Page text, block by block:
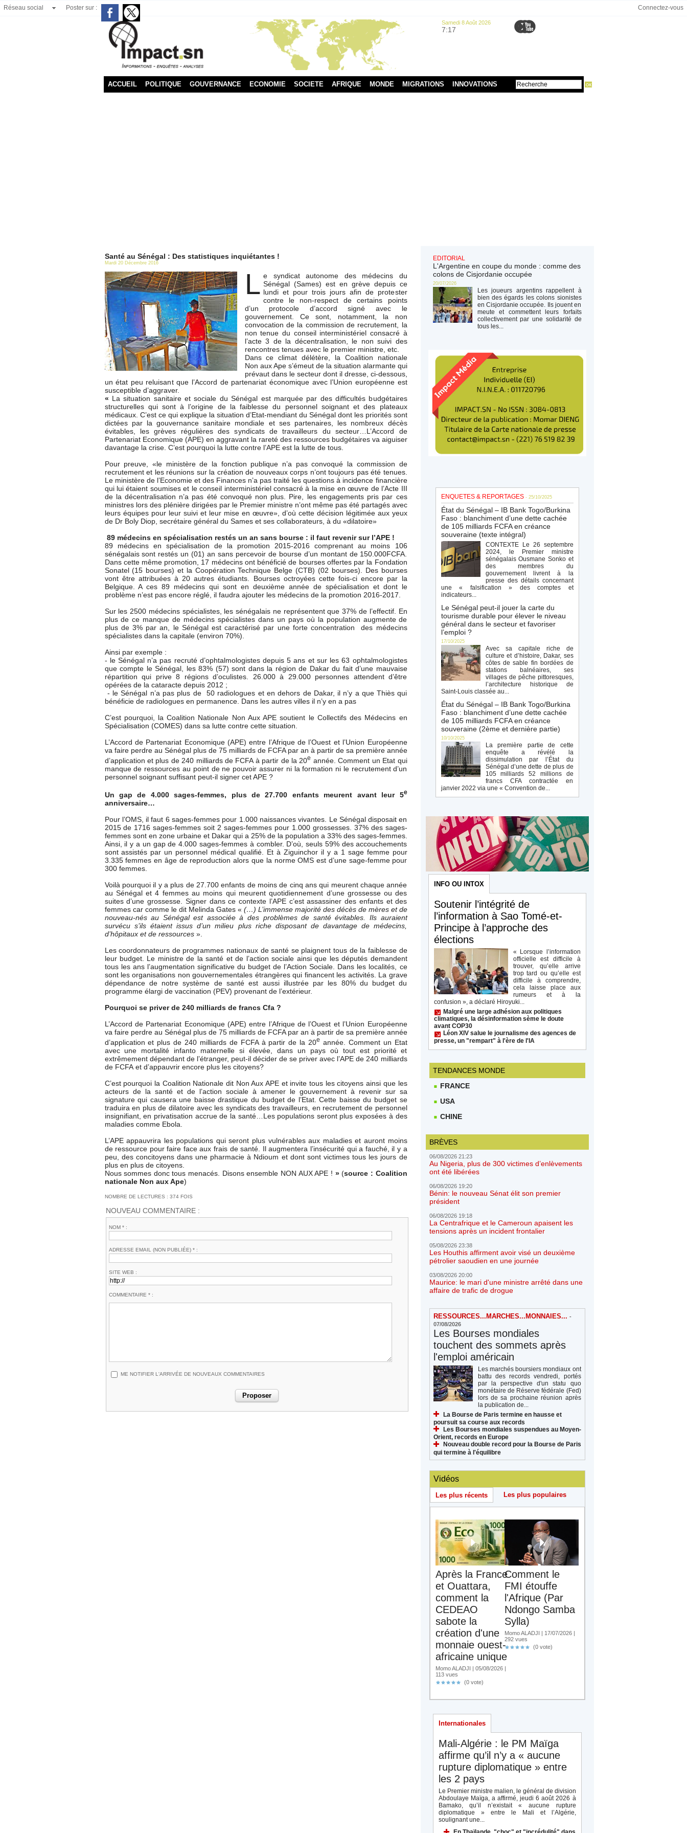
Réseau social Poster sur : Connectez-vous
Samedi 8 Août 2026
7:17
ACCUEIL POLITIQUE GOUVERNANCE ECONOMIE SOCIETE AFRIQUE MONDE MIGRATIONS INNOVATIONS
Santé au Sénégal : Des statistiques inquiétantes !
Mardi 20 Décembre 2016
L e syndicat autonome des médecins du
Sénégal (Sames) est en grève depuis ce
lundi et pour trois jours afin de protester
contre le non-respect de certains points
d’un protocole d’accord signé avec le
gouvernement. Ce sont, notamment, la non
convocation de la commission de recrutement, la
non tenue du conseil interministériel consacré à
l’acte 3 de la décentralisation, le non suivi des
rencontres tenues avec le premier ministre, etc.
Dans ce climat délétère, la Coalition nationale
Non aux Ape s’émeut de la situation alarmante qui
prévaut dans le secteur dont il dresse, ci-dessous,
un état peu reluisant que l’Accord de partenariat économique avec l’Union européenne est
susceptible d’aggraver.
« La situation sanitaire et sociale du Sénégal est marquée par des difficultés budgétaires
structurelles qui sont à l’origine de la faiblesse du personnel soignant et des plateaux
médicaux. C’est ce qui explique la situation d’Etat-mendiant du Sénégal dont les priorités sont
dictées par la gouvernance sanitaire mondiale et ses partenaires, les nombreux décès
évitables, les grèves régulières des syndicats de travailleurs du secteur…L’Accord de
Partenariat Economique (APE) en aggravant la rareté des ressources budgétaires va aiguiser
davantage la crise. C’est pourquoi la lutte contre l’APE est la lutte de tous.
Pour preuve, «le ministère de la fonction publique n’a pas convoqué la commission de
recrutement et les réunions sur la création de nouveaux corps n’ont toujours pas été tenues.
Le ministère de l’Economie et des Finances n’a pas traité les questions à incidence financière
qui lui étaient soumises et le conseil interministériel consacré à la mise en œuvre de l’Acte III
de la décentralisation n’a pas été convoqué non plus. Pire, les engagements pris par ces
ministres lors des plénière dirigées par le Premier ministre n’ont même pas été partagés avec
leurs équipes pour leur suivi et leur mise en œuvre», d’où cette décision légitimée aux yeux
de Dr Boly Diop, secrétaire général du Sames et ses collaborateurs, à du «dilatoire»
89 médecins en spécialisation restés un an sans bourse : il faut revenir sur l’APE !
89 médecins en spécialisation de la promotion 2015-2016 comprenant au moins 106
sénégalais sont restés un (01) an sans percevoir de bourse d’un montant de 150.000FCFA.
Dans cette même promotion, 17 médecins ont bénéficié de bourses offertes par la Fondation
Sonatel (15 bourses) et la Coopération Technique Belge (CTB) (02 bourses). Des bourses
vont être attribuées à 20 autres étudiants. Bourses octroyées cette fois-ci encore par la
Belgique. A ces 89 médecins qui sont en deuxième année de spécialisation et dont le
problème n’est pas encore réglé, il faudra ajouter les médecins de la promotion 2016-2017.
Sur les 2500 médecins spécialistes, les sénégalais ne représentent que 37% de l’effectif. En
plus de ce manque de médecins spécialistes dans un pays où la population augmente de
plus de 3% par an, le Sénégal est caractérisé par une forte concentration des médecins
spécialistes dans la capitale (environ 70%).
Ainsi par exemple :
- le Sénégal n’a pas recruté d’ophtalmologistes depuis 5 ans et sur les 63 ophtalmologistes
que compte le Sénégal, les 83% (57) sont dans la région de Dakar du fait d’une mauvaise
répartition qui prive 8 régions d’oculistes. 26.000 à 29.000 personnes attendent d’être
opérées de la cataracte depuis 2012 ;
- le Sénégal n’a pas plus de 50 radiologues et en dehors de Dakar, il n’y a que Thiès qui
bénéficie de radiologues en permanence. Dans les autres villes il n’y en a pas
C’est pourquoi, la Coalition Nationale Non Aux APE soutient le Collectifs des Médecins en
Spécialisation (COMES) dans sa lutte contre cette situation.
L’Accord de Partenariat Economique (APE) entre l’Afrique de l’Ouest et l’Union Européenne
va faire perdre au Sénégal plus de 75 milliards de FCFA par an à partir de sa première année
d’application et plus de 240 milliards de FCFA à partir de la 20e année. Comment un Etat qui
manque de ressources au point de ne pouvoir assurer ni la formation ni le recrutement d’un
personnel soignant suffisant peut-il signer cet APE ?
Un gap de 4.000 sages-femmes, plus de 27.700 enfants meurent avant leur 5e
anniversaire…
Pour l’OMS, il faut 6 sages-femmes pour 1.000 naissances vivantes. Le Sénégal disposait en
2015 de 1716 sages-femmes soit 2 sages-femmes pour 1.000 grossesses. 37% des sages-
femmes sont en zone urbaine et Dakar qui a 25% de la population a 33% des sages-femmes.
Ainsi, il y a un gap de 4.000 sages-femmes à combler. D’où, seuls 59% des accouchements
sont assistés par un personnel médical qualifié. Et à Ziguinchor il y a 1 sage femme pour
3.335 femmes en âge de reproduction alors que la norme OMS est d’une sage-femme pour
300 femmes.
Voilà pourquoi il y a plus de 27.700 enfants de moins de cinq ans qui meurent chaque année
au Sénégal et 4 femmes au moins qui meurent quotidiennement d’une grossesse ou des
suites d’une grossesse. Signer dans ce contexte l’APE c’est assassiner des enfants et des
femmes car comme le dit Melinda Gates « (…) L’immense majorité des décès de mères et de
nouveau-nés au Sénégal est associée à des problèmes de santé évitables. Ils auraient
survécu s’ils étaient issus d’un milieu plus riche disposant de davantage de médecins,
d’hôpitaux et de ressources».
Les coordonnateurs de programmes nationaux de santé se plaignent tous de la faiblesse de
leur budget. Le ministre de la santé et de l’action sociale ainsi que les députés demandent
tous les ans l’augmentation significative du budget de l’Action Sociale. Dans les localités, ce
sont les organisations non gouvernementales étrangères qui financent les activités. La grave
dépendance de notre système de santé est aussi illustrée par les 80% du budget du
programme élargi de vaccination (PEV) provenant de l’extérieur.
Pourquoi se priver de 240 milliards de francs Cfa ?
L’Accord de Partenariat Economique (APE) entre l’Afrique de l’Ouest et l’Union Européenne
va faire perdre au Sénégal plus de 75 milliards de FCFA par an à partir de sa première année
d’application et plus de 240 milliards de FCFA à partir de la 20e année. Comment un Etat
avec une mortalité infanto maternelle si élevée, dans un pays où tout est priorité et
extrêmement dépendant de l’étranger, peut-il décider de se priver avec l’APE de 240 milliards
de FCFA et d’appauvrir encore plus les citoyens?
C’est pourquoi la Coalition Nationale dit Non Aux APE et invite tous les citoyens ainsi que les
acteurs de la santé et de l’action sociale à amener le gouvernement à revenir sur sa
signature qui causera une baisse drastique du budget de l’Etat. Cette baisse du budget se
traduira en plus de dilatoire avec les syndicats des travailleurs, en recrutement de personnel
insignifiant, en privatisation accrue de la santé…Les populations seront plus exposées à des
maladies comme Ebola.
L’APE appauvrira les populations qui seront plus vulnérables aux maladies et auront moins
de ressource pour faire face aux frais de santé. Il augmentera l’insécurité qui a fauché, il y a
peu, des concitoyens dans une pharmacie à Ndioum et dont sont victimes tous les jours de
plus en plus de citoyens.
Nous sommes donc tous menacés. Disons ensemble NON AUX APE ! »(source : Coalition
nationale Non aux Ape)
NOMBRE DE LECTURES : 374 FOIS
NOUVEAU COMMENTAIRE :
NOM * :
ADRESSE EMAIL (NON PUBLIÉE) * :
SITE WEB :
COMMENTAIRE * :
ME NOTIFIER L'ARRIVÉE DE NOUVEAUX COMMENTAIRES
EDITORIAL
L'Argentine en coupe du monde : comme des
colons de Cisjordanie occupée
20/07/2026
Les joueurs argentins rappellent à
bien des égards les colons sionistes
en Cisjordanie occupée. Ils jouent en
meute et commettent leurs forfaits
collectivement par une solidarité de
tous les...
ENQUETES & REPORTAGES - 25/10/2025
État du Sénégal – IB Bank Togo/Burkina
Faso : blanchiment d’une dette cachée
de 105 milliards FCFA en créance
souveraine (texte intégral)
CONTEXTE Le 26 septembre
2024, le Premier ministre
sénégalais Ousmane Sonko et
des membres du
gouvernement livrent à la
presse des détails concernant
une « falsification » des comptes et
indicateurs...
Le Sénégal peut-il jouer la carte du
tourisme durable pour élever le niveau
général dans le secteur et favoriser
l’emploi ?
17/10/2025
Avec sa capitale riche de
culture et d’histoire, Dakar, ses
côtes de sable fin bordées de
stations balnéaires, ses
villages de pêche pittoresques,
l’architecture historique de
Saint-Louis classée au...
État du Sénégal – IB Bank Togo/Burkina
Faso : blanchiment d’une dette cachée
de 105 milliards FCFA en créance
souveraine (2ème et dernière partie)
10/10/2025
La première partie de cette
enquête a révélé la
dissimulation par l’État du
Sénégal d’une dette de plus de
105 milliards 52 millions de
francs CFA contractée en
janvier 2022 via une « Convention de...
INFO OU INTOX
Soutenir l’intégrité de
l’information à Sao Tomé-et-
Principe à l’approche des
élections
« Lorsque l’information
officielle est difficile à
trouver, qu’elle arrive
trop tard ou qu’elle est
difficile à comprendre,
cela laisse place aux
rumeurs et à la
confusion », a déclaré Hiroyuki...
Malgré une large adhésion aux politiques
climatiques, la désinformation sème le doute
avant COP30
Léon XIV salue le journalisme des agences de
presse, un "rempart" à l'ère de l'IA
TENDANCES MONDE
FRANCE
USA
CHINE
BRÈVES
06/08/2026 21:23
Au Nigeria, plus de 300 victimes d’enlèvements
ont été libérées
06/08/2026 19:20
Bénin: le nouveau Sénat élit son premier
président
06/08/2026 19:18
La Centrafrique et le Cameroun apaisent les
tensions après un incident frontalier
05/08/2026 23:38
Les Houthis affirment avoir visé un deuxième
pétrolier saoudien en une journée
03/08/2026 20:00
Maurice: le mari d'une ministre arrêté dans une
affaire de trafic de drogue
RESSOURCES...MARCHES...MONNAIES... -
07/08/2026
Les Bourses mondiales
touchent des sommets après
l'emploi américain
Les marchés boursiers mondiaux ont
battu des records vendredi, portés
par la perspective d'un statu quo
monétaire de Réserve fédérale (Fed)
lors de sa prochaine réunion après
la publication de...
La Bourse de Paris termine en hausse et
poursuit sa course aux records
Les Bourses mondiales suspendues au Moyen-
Orient, records en Europe
Nouveau double record pour la Bourse de Paris
qui termine à l'équilibre
Vidéos
Les plus récents Les plus populaires
Après la France
et Ouattara,
comment la
CEDEAO
sabote la
création d'une
monnaie ouest-
africaine unique
Momo ALADJI | 05/08/2026 |
113 vues
(0 vote)
Comment le
FMI étouffe
l'Afrique (Par
Ndongo Samba
Sylla)
Momo ALADJI | 17/07/2026 |
292 vues
(0 vote)
Internationales
Mali-Algérie : le PM Maïga
affirme qu’il n’y a « aucune
rupture diplomatique » entre
les 2 pays
Le Premier ministre malien, le général de division
Abdoulaye Maïga, a affirmé, jeudi 6 août 2026 à
Bamako, qu’il n’existait « aucune rupture
diplomatique » entre le Mali et l’Algérie,
soulignant une...